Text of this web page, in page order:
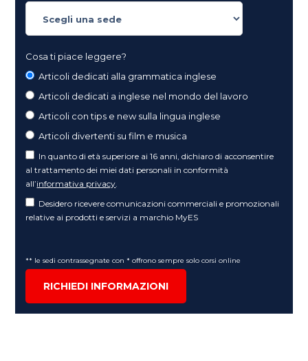
Cosa ti piace leggere?
Articoli dedicati alla grammatica inglese
Articoli dedicati a inglese nel mondo del lavoro
Articoli con tips e new sulla lingua inglese
Articoli divertenti su film e musica
In quanto di età superiore ai 16 anni, dichiaro di acconsentire
al trattamento dei miei dati personali in conformità
all’informativa privacy
Desidero ricevere comunicazioni commerciali e promozionali
relative ai prodotti e servizi a marchio MyES
** le sedi contrassegnate con * offrono sempre solo corsi online
RICHIEDI INFORMAZIONI